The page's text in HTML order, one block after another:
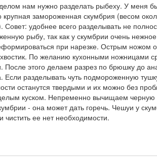
нам нужно разделать рыбеху. У меня
крупная замороженная скумбрия (весом
Совет: удобнее всего разделывать не
рыбу, так как у скумбрии очень
при нарезке. Острым ножом
хвостик. По желанию кухонными ножницами
После этого делаем разрез по брюшку до
Если разделывать чуть подмороженную
останутся твердыми и их можно без
куском. Непременно вычищаем черную
- она может дать горечь. Чешуи у
чистить ее нет необходимости.